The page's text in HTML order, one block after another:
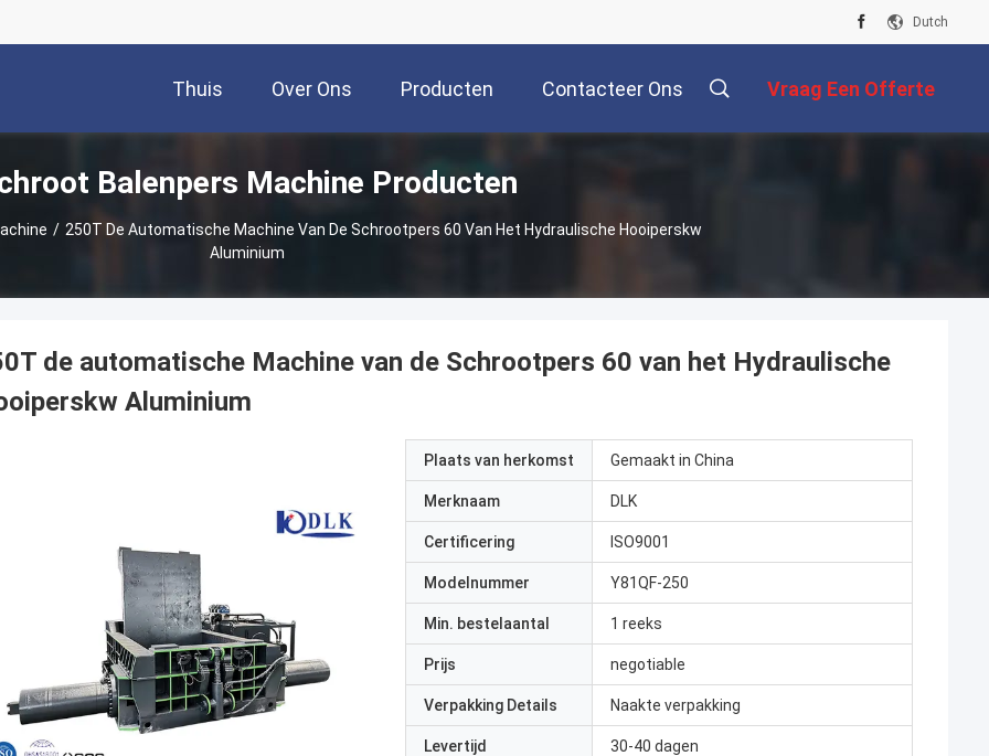
Dutch
Thuis Over Ons Producten Contacteer Ons Vraag Een Offerte
Balenpers Machine Producten
/ 250T De Automatische Machine Van De Schrootpers 60 Van Het Hydraulische Hooiperskw
Aluminium
de automatische Machine van de Schrootpers 60 van het Hydraulische
Aluminium
Plaats van herkomst Gemaakt in China
Merknaam DLK
Certificering ISO9001
Modelnummer Y81QF-250
Min. bestelaantal 1 reeks
Prijs negotiable
Verpakking Details Naakte verpakking
Levertijd 30-40 dagen